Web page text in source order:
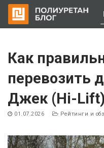
содержимому
Как
перевозить
Джек (Hi-Lift)
01.07.2026 Рейтинги и